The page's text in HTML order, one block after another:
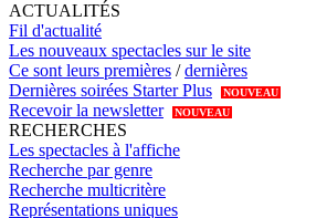
ACTUALITÉS
Fil d'actualité
Les nouveaux spectacles sur le site
Ce sont leurs premières /dernières
Dernières soirées Starter Plus
NOUVEAU
Recevoir la newsletter NOUVEAU
RECHERCHES
Les spectacles à l'affiche
Recherche par genre
Recherche multicritère
Représentations uniques